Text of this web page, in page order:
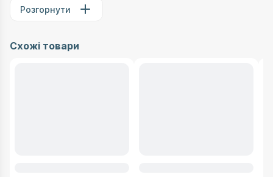
Розгорнути
Схожі товари